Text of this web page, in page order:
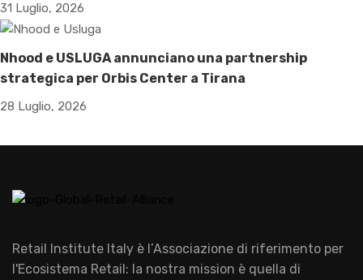
31 Luglio, 2026
Nhood e USLUGA annunciano una partnership
strategica per Orbis Center a Tirana
28 Luglio, 2026
Retail Institute Italy è l’Associazione di riferimento per
l'Ecosistema Retail: la nostra mission è quella di